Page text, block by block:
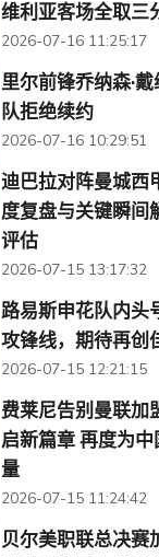
维利亚客场全取三
2026-07-16 11:25:17
里尔前锋乔纳森·
队拒绝续约
2026-07-16 10:29:51
迪巴拉对阵曼城西
度复盘与关键瞬间
评估
2026-07-15 13:17:32
路易斯申花队内头
攻锋线，期待再创
2026-07-15 12:21:15
费莱尼告别曼联加
启新篇章 再度为
量
2026-07-15 11:24:42
贝尔美职联总决赛